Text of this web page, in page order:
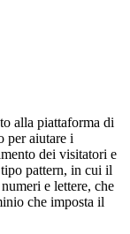
alla piattaforma di
per aiutare i
dei visitatori e
pattern, in cui il
e lettere, che
che imposta il